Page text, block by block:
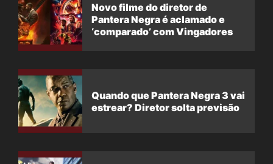
Novo filme do diretor de
Pantera Negra é aclamado e
‘comparado’ com Vingadores
Quando que Pantera Negra 3 vai
estrear? Diretor solta previsão